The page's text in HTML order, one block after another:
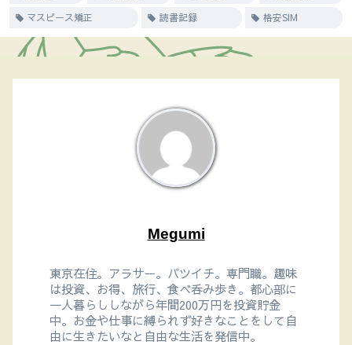
マスピース矯正
読書記録 格安SIM
Megumi
東京在住。アラサー。バツイチ。専門職。趣味
は投資、お得、旅行、食べ呑み歩き。都心部に
一人暮らししながら年間200万円を投資貯金
中。お金や仕事に縛られず好きなことをして自
由に生きたいなと自由な生活を発信中。